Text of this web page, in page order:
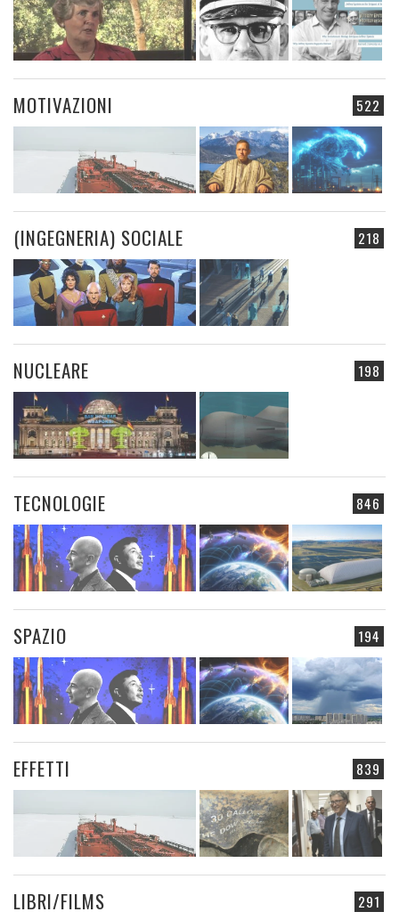
522
MOTIVAZIONI
218
(INGEGNERIA) SOCIALE
198
NUCLEARE
846
TECNOLOGIE
194
SPAZIO
839
EFFETTI
291
LIBRI/FILMS